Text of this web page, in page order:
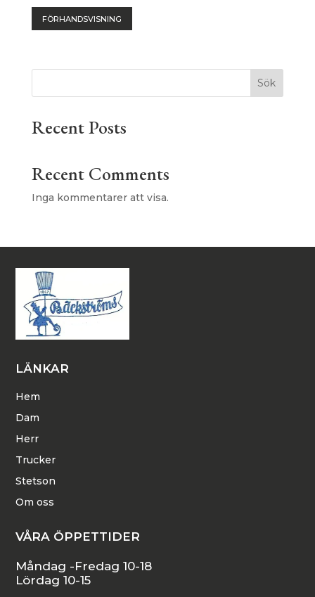
FÖRHANDSVISNING
Sök
Recent Posts
Recent Comments
Inga kommentarer att visa.
LÄNKAR
Hem
Dam
Herr
Trucker
Stetson
Om oss
VÅRA ÖPPETTIDER
Måndag -Fredag 10-18
Lördag 10-15